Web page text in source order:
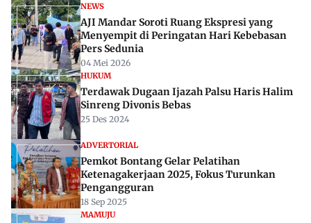
NEWS
AJI Mandar Soroti Ruang Ekspresi yang
Menyempit di Peringatan Hari Kebebasan
Pers Sedunia
04 Mei 2026
HUKUM
Terdawak Dugaan Ijazah Palsu Haris Halim
Sinreng Divonis Bebas
25 Des 2024
ADVERTORIAL
Pemkot Bontang Gelar Pelatihan
Ketenagakerjaan 2025, Fokus Turunkan
Pengangguran
18 Sep 2025
MAMUJU